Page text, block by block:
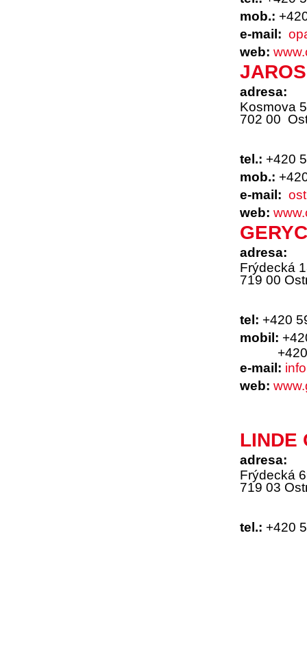
mob.:
e-mail:
web:
adresa:
Kosmova
702 00
tel.: +420
mob.:
e-mail:
web:
adresa:
Frýdecká
719 00
tel: +420
mobil:
+420
e-mail:
web:
LINDE
adresa:
Frýdecká
719 03
tel.: +420